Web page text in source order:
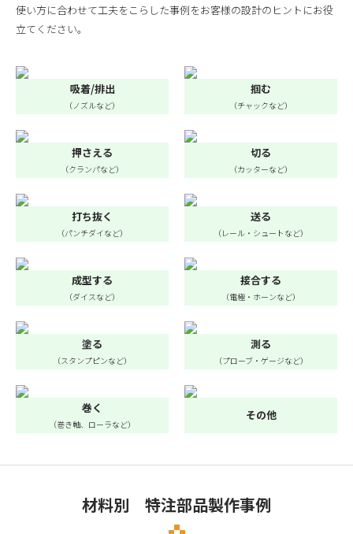
使い方に合わせて工夫をこらした事例をお客様の設計のヒントにお役
立てください。
吸着/排出
（ノズルなど）
掴む
（チャックなど）
押さえる
（クランパなど）
切る
（カッターなど）
打ち抜く
（パンチダイなど）
送る
（レール・シュートなど）
成型する
（ダイスなど）
接合する
（電極・ホーンなど）
塗る
（スタンプピンなど）
測る
（プローブ・ゲージなど）
巻く
（巻き軸、ローラなど）
その他
材料別 特注部品製作事例